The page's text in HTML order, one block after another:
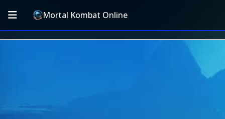
Mortal Kombat Online